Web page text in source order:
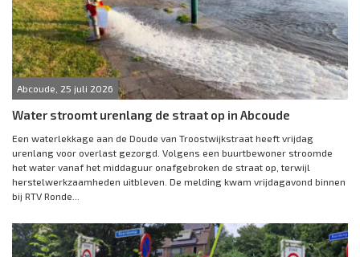
Abcoude, 25 juli 2026
Water stroomt urenlang de straat op in Abcoude
Een waterlekkage aan de Doude van Troostwijkstraat heeft vrijdag
urenlang voor overlast gezorgd. Volgens een buurtbewoner stroomde
het water vanaf het middaguur onafgebroken de straat op, terwijl
herstelwerkzaamheden uitbleven. De melding kwam vrijdagavond binnen
bij RTV Ronde...